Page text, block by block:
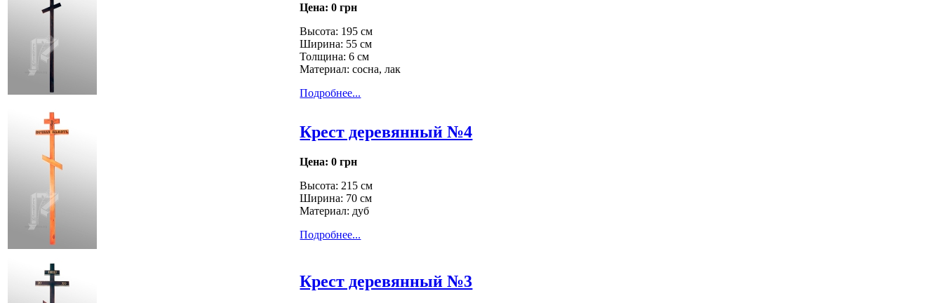
Цена: 0 грн
Высота: 195 см
Ширина: 55 см
Толщина: 6 см
Материал: сосна, лак
Подробнее...
Крест деревянный №4
Цена: 0 грн
Высота: 215 см
Ширина: 70 см
Материал: дуб
Подробнее...
Крест деревянный №3